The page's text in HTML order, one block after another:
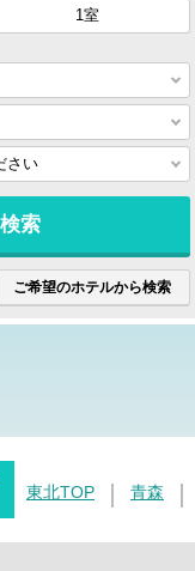
検索
ご希望のホテルから検索
東北TOP 青森